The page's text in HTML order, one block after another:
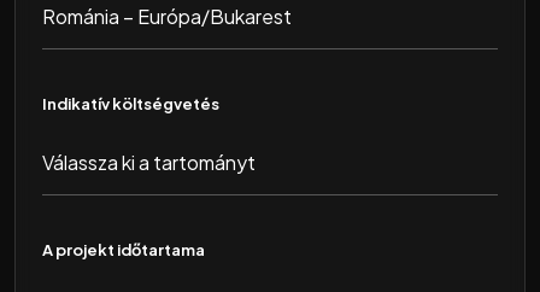
Indikatív költségvetés
A projekt időtartama